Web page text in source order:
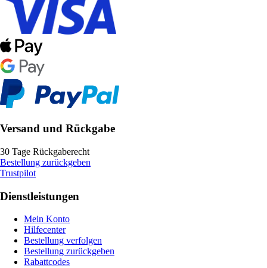
Versand und Rückgabe
30 Tage Rückgaberecht
Bestellung zurückgeben
Trustpilot
Dienstleistungen
Mein Konto
Hilfecenter
Bestellung verfolgen
Bestellung zurückgeben
Rabattcodes